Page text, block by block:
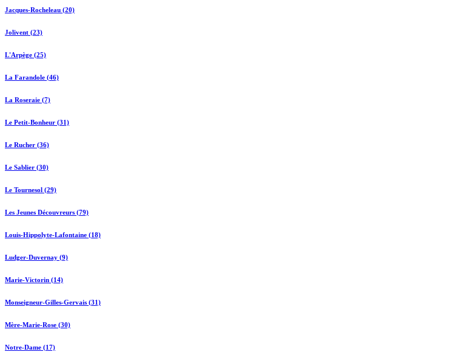
Jacques-Rocheleau (20)
Jolivent (23)
L'Arpège (25)
La Farandole (46)
La Roseraie (7)
Le Petit-Bonheur (31)
Le Rucher (36)
Le Sablier (30)
Le Tournesol (29)
Les Jeunes Découvreurs (79)
Louis-Hippolyte-Lafontaine (18)
Ludger-Duvernay (9)
Marie-Victorin (14)
Monseigneur-Gilles-Gervais (31)
Mère-Marie-Rose (30)
Notre-Dame (17)